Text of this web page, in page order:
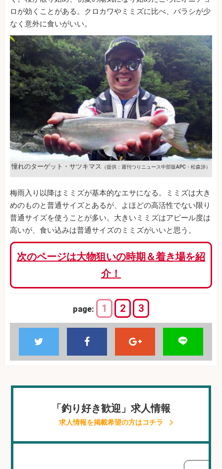
ロが効くことがある。クロカワやミミズに比べ、バラシが少
なく意外に食いがいい。
憧れのターゲット・サツキマス （提供：週刊つりニュース中部版APC・松森渉）
梅雨入り以降はミミズが基本的なエサになる。ミミズは大き
めのものと普通サイズとあるが、よほどの高活性でない限り
普通サイズを使うことが多い。大きいミミズはアピール度は
高いが、食い込みは普通サイズのミミズがいいと思う。
次のページは大物狙いの時期＆着き場を紹
介！
page: 1 2 3
「釣り好き歓迎」求人情報
求人情報を掲載希望の方はコチラ